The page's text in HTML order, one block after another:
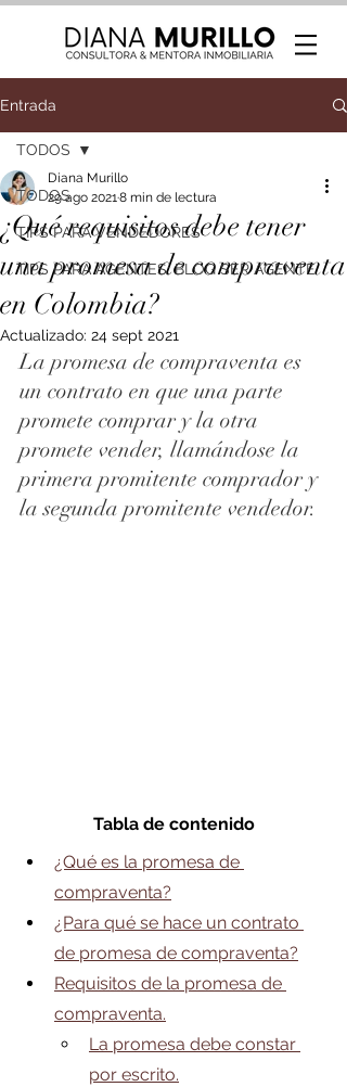
Entrada
TODOS
TIPS PARA VENDEDORES
TIPS PARA AGENTES: BLOG SER AGENTE
TODOS
¿Qué requisitos debe tener
una promesa de compraventa
en Colombia?
Diana Murillo
29 ago 20218 min de lectura
Actualizado: 24 sept 2021
La promesa de compraventa es
un contrato en que una parte
promete comprar y la otra
promete vender, llamándose la
primera promitente comprador y
la segunda promitente vendedor.
Tabla de contenido
¿Qué es la promesa de
compraventa?
¿Para qué se hace un contrato
de promesa de compraventa?
Requisitos de la promesa de
compraventa.
La promesa debe constar
por escrito.